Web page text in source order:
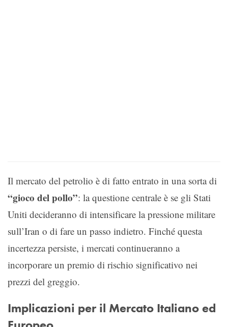
Il mercato del petrolio è di fatto entrato in una sorta di
“gioco del pollo”: la questione centrale è se gli Stati
Uniti decideranno di intensificare la pressione militare
sull’Iran o di fare un passo indietro. Finché questa
incertezza persiste, i mercati continueranno a
incorporare un premio di rischio significativo nei
prezzi del greggio.
Implicazioni per il Mercato Italiano ed